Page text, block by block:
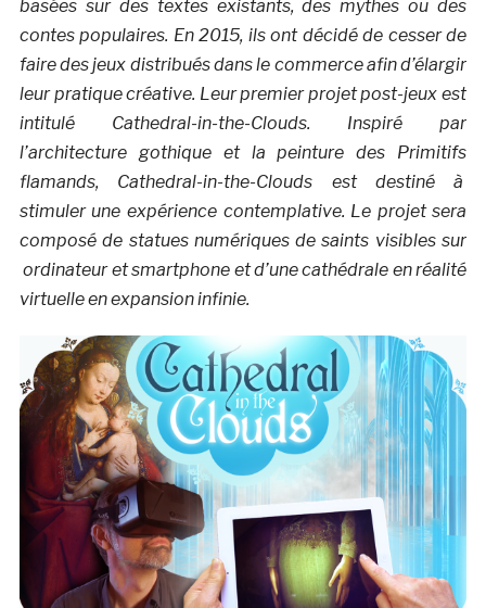
basées sur des textes existants, des mythes ou des
contes populaires. En 2015, ils ont décidé de cesser de
faire des jeux distribués dans le commerce afin d’élargir
leur pratique créative. Leur premier projet post-jeux est
intitulé Cathedral-in-the-Clouds. Inspiré par
l’architecture gothique et la peinture des Primitifs
flamands, Cathedral-in-the-Clouds est destiné à
stimuler une expérience contemplative. Le projet sera
composé de statues numériques de saints visibles sur
ordinateur et smartphone et d’une cathédrale en réalité
virtuelle en expansion infinie.